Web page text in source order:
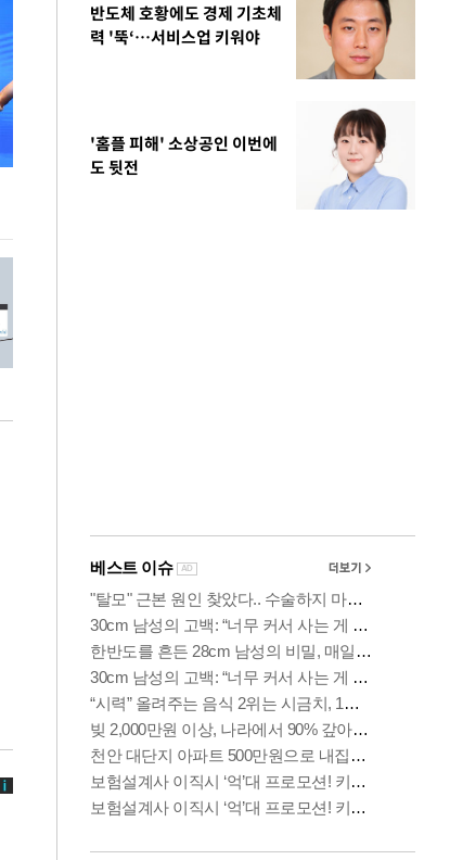
사진으로 보는
반도체 호황에도 경제 기초체
력 '뚝‘…서비스업 키워야
'홈플 피해' 소상공인 이번에
도 뒷전